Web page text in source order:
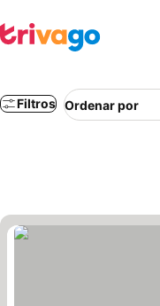
Filtros Ordenar por